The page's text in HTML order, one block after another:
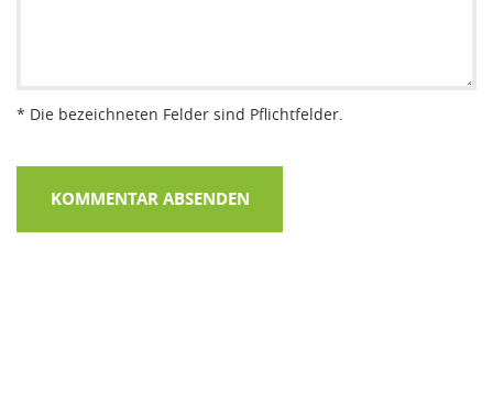
* Die bezeichneten Felder sind Pflichtfelder.